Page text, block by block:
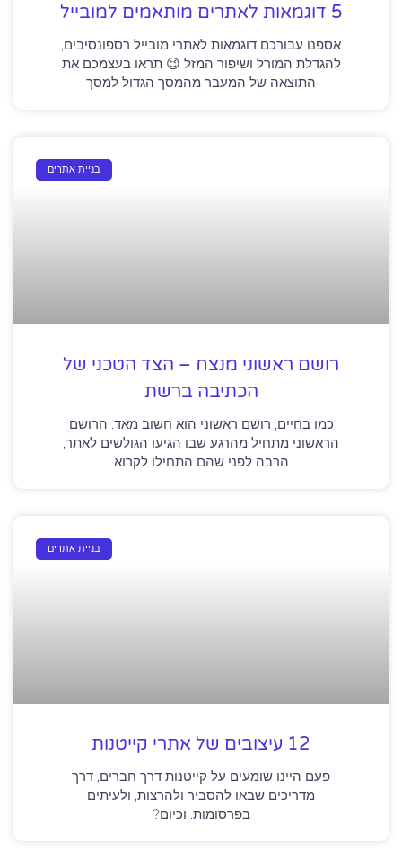
5 דוגמאות לאתרים מותאמים למובייל
אספנו עבורכם דוגמאות לאתרי מובייל רספונסיבים,
להגדלת המורל ושיפור המזל 😉 תראו בעצמכם את
התוצאה של המעבר מהמסך הגדול למסך
בניית אתרים
רושם ראשוני מנצח – הצד הטכני של
הכתיבה ברשת
כמו בחיים, רושם ראשוני הוא חשוב מאד. הרושם
הראשוני מתחיל מהרגע שבו הגיעו הגולשים לאתר,
הרבה לפני שהם התחילו לקרוא
בניית אתרים
12 עיצובים של אתרי קייטנות
פעם היינו שומעים על קייטנות דרך חברים, דרך
מדריכים שבאו להסביר ולהרצות, ולעיתים
בפרסומות. וכיום?